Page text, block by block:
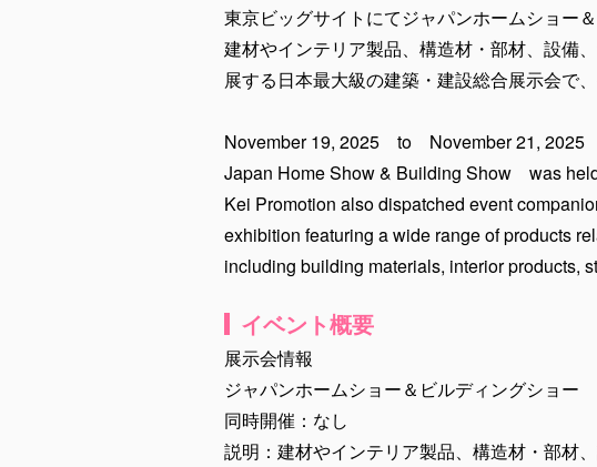
東京ビッグサイトにてジャパンホームショー
建材やインテリア製品、構造材・部材、設備
展する日本最大級の建築・建設総合展示会で
November 19, 2025 to November 21, 2025
Japan Home Show & Building Show was
Kei Promotion also dispatched event
exhibition featuring a wide range of products
including building materials, interior products,
イベント概要
展示会情報
ジャパンホームショー＆ビルディングショー
同時開催：なし
説明：建材やインテリア製品、構造材・部材